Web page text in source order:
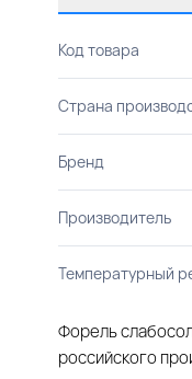
Код товара
Страна
Бренд
Производитель
Температурный
Форель
российского